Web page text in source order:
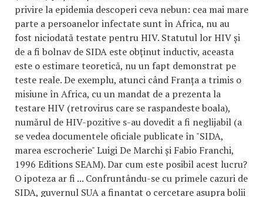
privire la epidemia descoperi ceva nebun: cea mai mare
parte a persoanelor infectate sunt în Africa, nu au
fost niciodată testate pentru HIV. Statutul lor HIV și
de a fi bolnav de SIDA este obținut inductiv, aceasta
este o estimare teoretică, nu un fapt demonstrat pe
teste reale. De exemplu, atunci când Franța a trimis o
misiune în Africa, cu un mandat de a prezenta la
testare HIV (retrovirus care se raspandeste boala),
numărul de HIV-pozitive s-au dovedit a fi neglijabil (a
se vedea documentele oficiale publicate în "SIDA,
marea escrocherie" Luigi De Marchi și Fabio Franchi,
1996 Editions SEAM). Dar cum este posibil acest lucru?
O ipoteza ar fi ... Confruntându-se cu primele cazuri de
SIDA, guvernul SUA a finantat o cercetare asupra bolii